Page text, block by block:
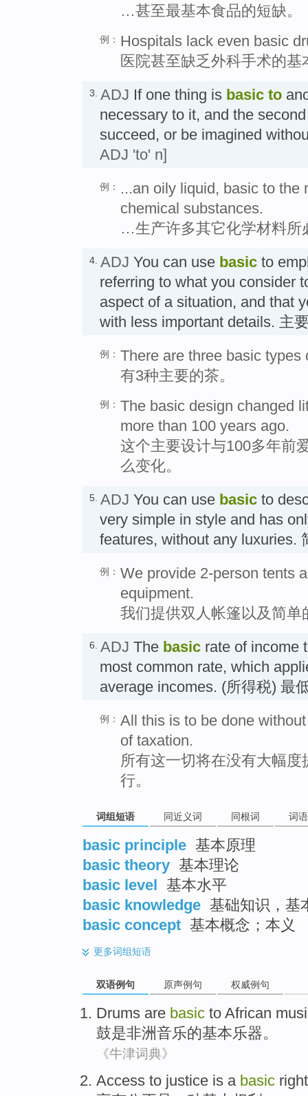
…甚至最基本食品的短缺。
例： Hospitals lack even basic
医院甚至缺乏外科手术的基
3. ADJ If one thing is basic to
necessary to it, and the
succeed, or be imagined
ADJ 'to' n]
例：
...an oily liquid, basic to the
chemical substances.
…生产许多其它化学材料所
4. ADJ You can use basic to
referring to what you consider
aspect of a situation, and that
with less important details. 主
例： There are three basic types
有3种主要的茶。
例： The basic design changed
more than 100 years ago.
这个主要设计与100多年前
么变化。
5. ADJ You can use basic to
very simple in style and has
features, without any luxuries.
例： We provide 2-person tents
equipment.
我们提供双人帐篷以及简单
6. ADJ The basic rate of income
most common rate, which
average incomes. (所得税) 最
例： All this is to be done
of taxation.
所有这一切将在没有大幅
行。
词组短语 同近义词 同根词 词
basic principle 基本原理
basic theory 基本理论
basic level
基本水平
basic knowledge 基础知识，基
basic concept 基本概念；本义
更多词组短语
双语例句 原声例句 权威例句
Drums are basic to African
鼓是非洲音乐的基本乐器。
《牛津词典》
Access to justice is a basic right